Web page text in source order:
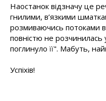
Наостанок відзначу це
гнилими, в’язкими
розмиваючись потоками
повністю не розчинилась
поглинуло її". Мабуть,
Успіхів!